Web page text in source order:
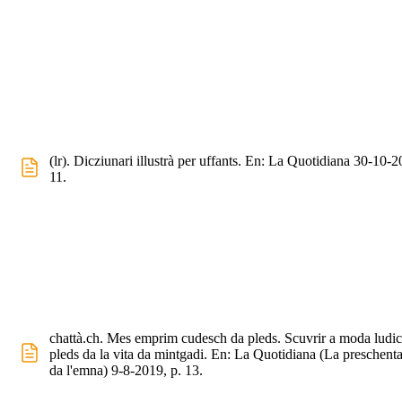
(lr). Dicziunari illustrà per uffants. En: La Quotidiana 30-10-
11.
chattà.ch. Mes emprim cudesch da pleds. Scuvrir a moda
pleds da la vita da mintgadi. En: La Quotidiana (La
da l'emna) 9-8-2019, p. 13.